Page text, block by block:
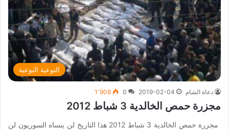
التوعية النوعية
دعاة الشام 2019-02-04
0 1٬908
مجزرة حمص الخالدية 3 شباط 2012
مجزرة حمص الخالدية 3 شباط 2012 هذا التاريخ لن ينساه السوريون لن